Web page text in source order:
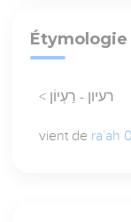
Étymologie
< רעיון - רַעְיוֹן
vient de ra`ah